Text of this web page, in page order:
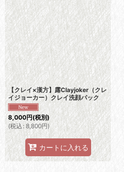
並び順:
絞り込む
【クレイ×漢方】露Clayjoker（クレ
イジョーカー）クレイ洗顔パック
8,000円(税別)
(税込 : 8,800円)
カートに入れる